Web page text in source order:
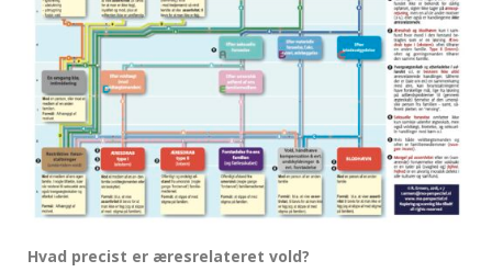
Hvad precist er æresrelateret vold?